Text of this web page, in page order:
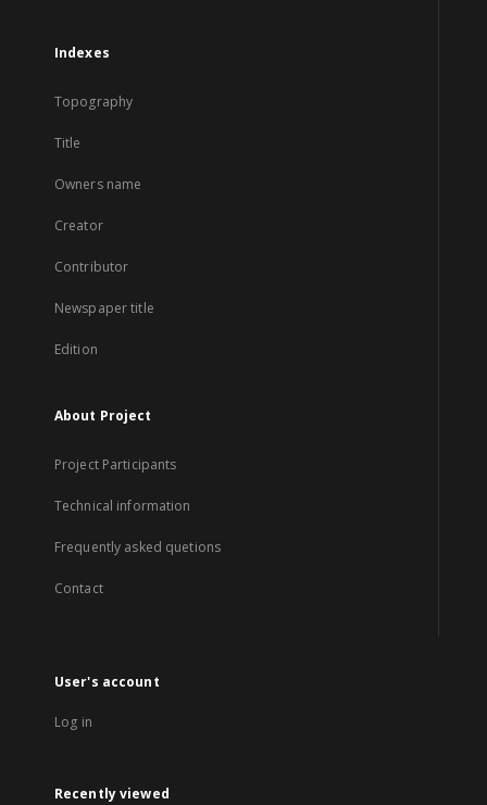
Indexes
Topography
Title
Owners name
Creator
Contributor
Newspaper title
Edition
About Project
Project Participants
Technical information
Frequently asked quetions
Contact
User's account
Log in
Recently viewed